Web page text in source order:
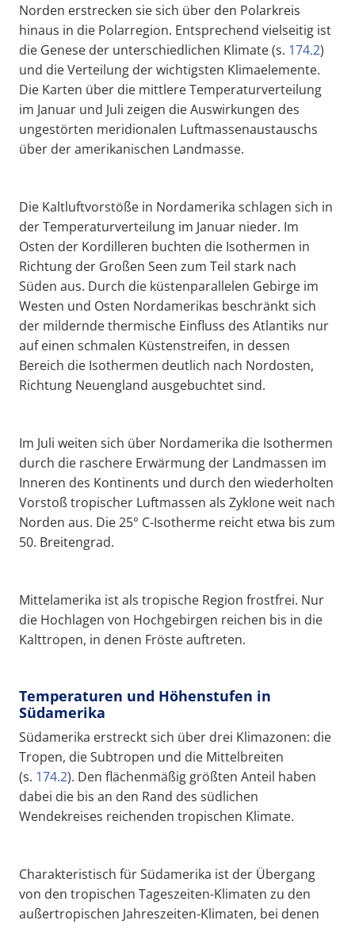
Norden erstrecken sie sich über den Polarkreis
hinaus in die Polarregion. Entsprechend vielseitig ist
die Genese der unterschiedlichen Klimate (s. 174.2)
und die Verteilung der wichtigsten Klimaelemente.
Die Karten über die mittlere Temperaturverteilung
im Januar und Juli zeigen die Auswirkungen des
ungestörten meridionalen Luftmassenaustauschs
über der amerikanischen Landmasse.
Die Kaltluftvorstöße in Nordamerika schlagen sich in
der Temperaturverteilung im Januar nieder. Im
Osten der Kordilleren buchten die Isothermen in
Richtung der Großen Seen zum Teil stark nach
Süden aus. Durch die küstenparallelen Gebirge im
Westen und Osten Nordamerikas beschränkt sich
der mildernde thermische Einfluss des Atlantiks nur
auf einen schmalen Küstenstreifen, in dessen
Bereich die Isothermen deutlich nach Nordosten,
Richtung Neuengland ausgebuchtet sind.
Im Juli weiten sich über Nordamerika die Isothermen
durch die raschere Erwärmung der Landmassen im
Inneren des Kontinents und durch den wiederholten
Vorstoß tropischer Luftmassen als Zyklone weit nach
Norden aus. Die 25° C-Isotherme reicht etwa bis zum
50. Breitengrad.
Mittelamerika ist als tropische Region frostfrei. Nur
die Hochlagen von Hochgebirgen reichen bis in die
Kalttropen, in denen Fröste auftreten.
Temperaturen und Höhenstufen in
Südamerika
Südamerika erstreckt sich über drei Klimazonen: die
Tropen, die Subtropen und die Mittelbreiten
(s. 174.2). Den flächenmäßig größten Anteil haben
dabei die bis an den Rand des südlichen
Wendekreises reichenden tropischen Klimate.
Charakteristisch für Südamerika ist der Übergang
von den tropischen Tageszeiten-Klimaten zu den
außertropischen Jahreszeiten-Klimaten, bei denen